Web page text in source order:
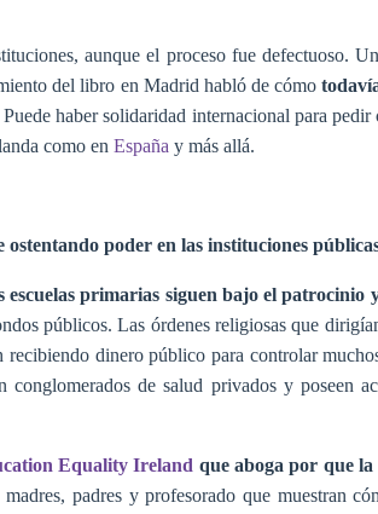
aunque el proceso fue defectuoso.
del libro en Madrid habló de cómo
Puede haber solidaridad internacional para
como en España y más allá.
ostentando poder en las instituciones
escuelas primarias siguen bajo el patrocinio
públicos. Las órdenes religiosas que
recibiendo dinero público para controlar
conglomerados de salud privados y poseen
Equality Ireland que aboga por que la
padres y profesorado que muestran